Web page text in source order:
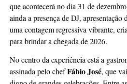
que acontecerá no dia 31 de
ainda a presença de DJ,
uma contagem regressiva vibrante,
para brindar a chegada de 2026.
No centro da experiência está a
assinada pelo chefFábio José, que